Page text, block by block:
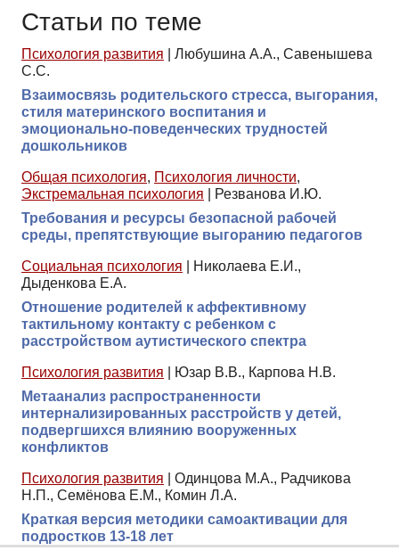
Статьи по теме
Психология развития
Любушина А.А., Савенышева
С.С.
Взаимосвязь родительского стресса, выгорания,
стиля материнского воспитания и
эмоционально-поведенческих трудностей
дошкольников
Общая психология, Психология личности,
Экстремальная психология
Резванова И.Ю.
Требования и ресурсы безопасной рабочей
среды, препятствующие выгоранию педагогов
Социальная психология
Николаева Е.И.,
Дыденкова Е.А.
Отношение родителей к аффективному
тактильному контакту с ребенком с
расстройством аутистического спектра
Психология развития
Юзар В.В., Карпова Н.В.
Метаанализ распространенности
интернализированных расстройств у детей,
подвергшихся влиянию вооруженных
конфликтов
Психология развития
Одинцова М.А., Радчикова
Н.П., Семёнова Е.М., Комин Л.А.
Краткая версия методики самоактивации для
подростков 13-18 лет